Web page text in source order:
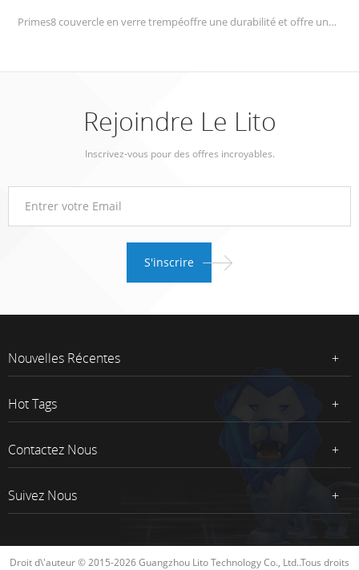
Primes8 couvercle en verre trempéoffre une durabilité et offre une protection anti-rayures sans précédent.Le verre avec de la colle complète apportera le meilleur contact pour votre téléphone portable.
Rejoindre Le Lito
Inscrivez-vous pour des offres incroyables.
Nouvelles Récentes
Hot Tags
Contactez Nous
Suivez Nous
Droit d\'auteur © 2015-2026 Guangzhou Lito Technology Co., Ltd..Tous droits